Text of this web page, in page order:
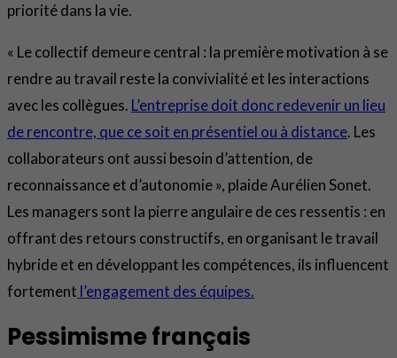
priorité dans la vie.
« Le collectif demeure central : la première motivation à se
rendre au travail reste la convivialité et les interactions
avec les collègues. L’entreprise doit donc redevenir un lieu
de rencontre, que ce soit en présentiel ou à distance. Les
collaborateurs ont aussi besoin d’attention, de
reconnaissance et d’autonomie », plaide Aurélien Sonet.
Les managers sont la pierre angulaire de ces ressentis : en
offrant des retours constructifs, en organisant le travail
hybride et en développant les compétences, ils influencent
fortement l’engagement des équipes.
Pessimisme français